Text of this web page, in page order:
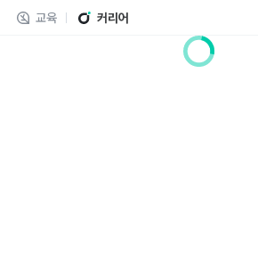
교육 커리어